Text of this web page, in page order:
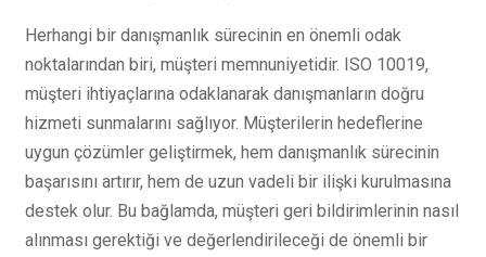
Herhangi bir danışmanlık sürecinin en önemli odak
noktalarından biri, müşteri memnuniyetidir. ISO 10019,
müşteri ihtiyaçlarına odaklanarak danışmanların doğru
hizmeti sunmalarını sağlıyor. Müşterilerin hedeflerine
uygun çözümler geliştirmek, hem danışmanlık sürecinin
başarısını artırır, hem de uzun vadeli bir ilişki kurulmasına
destek olur. Bu bağlamda, müşteri geri bildirimlerinin nasıl
alınması gerektiği ve değerlendirileceği de önemli bir